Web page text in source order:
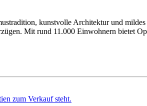
kunstvolle Architektur und
Mit rund 11.000 Einwohnern bietet